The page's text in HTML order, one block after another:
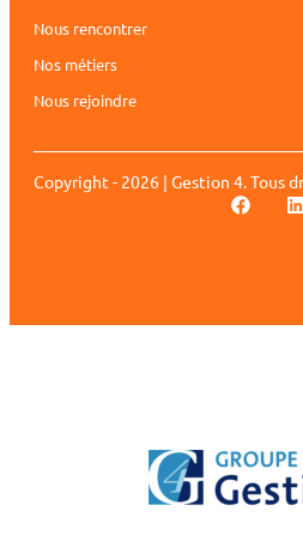
Nous rencontrer
Nos métiers
Nous rejoindre
Copyright - 2026 | Gestion 4. Tous